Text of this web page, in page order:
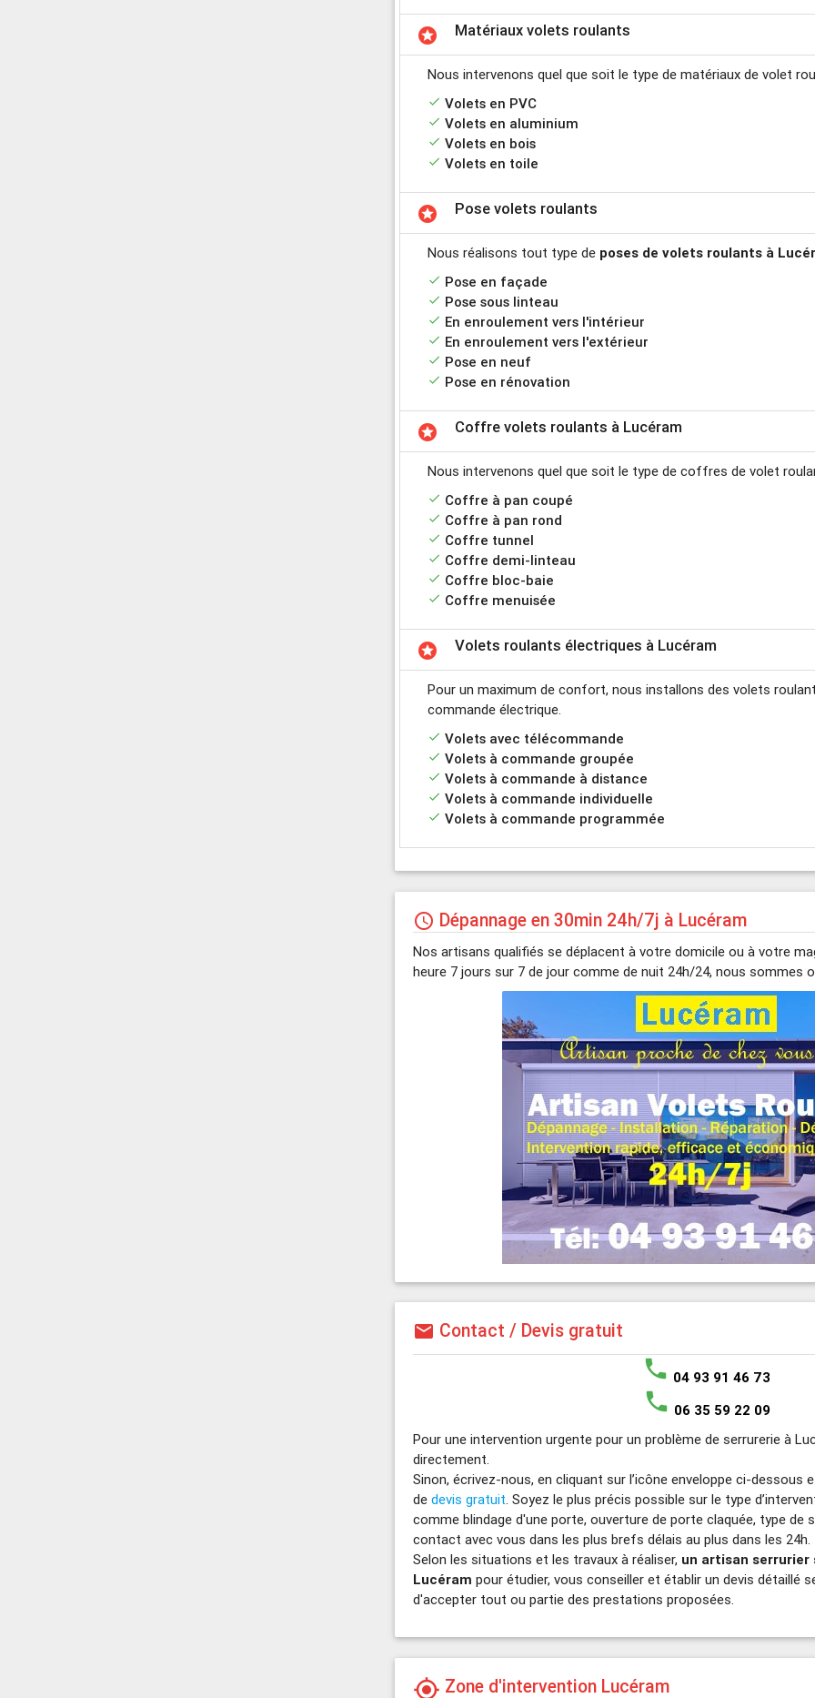
stars Matériaux volets roulants
Nous intervenons quel que soit le type de matériaux de volet
done Volets en PVC
done Volets en aluminium
done Volets en bois
done Volets en toile
stars Pose volets roulants
Nous réalisons tout type de poses de volets roulants à
done Pose en façade
done Pose sous linteau
done En enroulement vers l'intérieur
done En enroulement vers l'extérieur
done Pose en neuf
done Pose en rénovation
stars Coffre volets roulants à Lucéram
Nous intervenons quel que soit le type de coffres de volet
done Coffre à pan coupé
done Coffre à pan rond
done Coffre tunnel
done Coffre demi-linteau
done Coffre bloc-baie
done Coffre menuisée
stars Volets roulants électriques à Lucéram
Pour un maximum de confort, nous installons des volets
commande électrique.
done Volets avec télécommande
done Volets à commande groupée
done Volets à commande à distance
done Volets à commande individuelle
done Volets à commande programmée
schedule Dépannage en 30min 24h/7j à Lucéram
Nos artisans qualifiés se déplacent à votre domicile ou à votre
heure 7 jours sur 7 de jour comme de nuit 24h/24, nous sommes
mail Contact / Devis gratuit
phone 04 93 91 46 73
phone 06 35 59 22 09
Pour une intervention urgente pour un problème de serrurerie à
directement.
Sinon, écrivez-nous, en cliquant sur l’icône enveloppe ci-
dedevis gratuit. Soyez le plus précis possible sur le type
comme blindage d'une porte, ouverture de porte claquée, type de
contact avec vous dans les plus brefs délais au plus dans les 24h.
Selon les situations et les travaux à réaliser, un artisan serrurier
Lucéram pour étudier, vous conseiller et établir un devis détaillé
d'accepter tout ou partie des prestations proposées.
my_location Zone d'intervention Lucéram